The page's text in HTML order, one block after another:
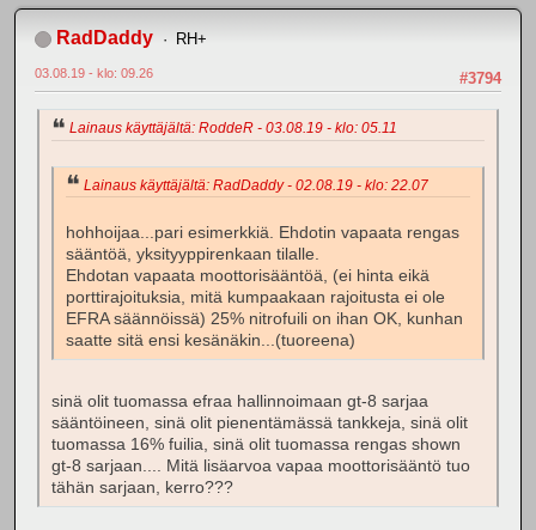
RadDaddy RH+
#3794
03.08.19 - klo: 09.26
Lainaus käyttäjältä: RoddeR - 03.08.19 - klo: 05.11
Lainaus käyttäjältä: RadDaddy - 02.08.19 - klo: 22.07
hohhoijaa...pari esimerkkiä. Ehdotin vapaata rengas
sääntöä, yksityyppirenkaan tilalle.
Ehdotan vapaata moottorisääntöä, (ei hinta eikä
porttirajoituksia, mitä kumpaakaan rajoitusta ei ole
EFRA säännöissä) 25% nitrofuili on ihan OK, kunhan
saatte sitä ensi kesänäkin...(tuoreena)
sinä olit tuomassa efraa hallinnoimaan gt-8 sarjaa
sääntöineen, sinä olit pienentämässä tankkeja, sinä olit
tuomassa 16% fuilia, sinä olit tuomassa rengas shown
gt-8 sarjaan.... Mitä lisäarvoa vapaa moottorisääntö tuo
tähän sarjaan, kerro???